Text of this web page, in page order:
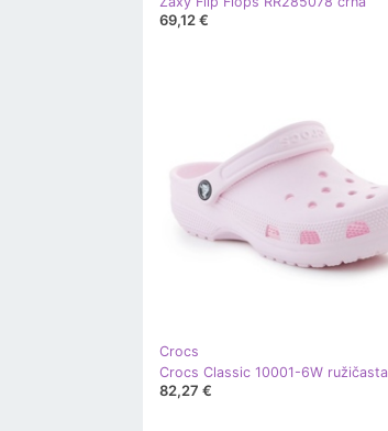
69,12 €
Crocs
Crocs Classic 10001-6W ružičasta
82,27 €